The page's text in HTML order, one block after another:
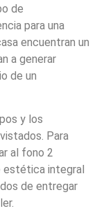
de
para una
encuentran un
a generar
de un
y los
Para
al fono 2
estética integral
de entregar